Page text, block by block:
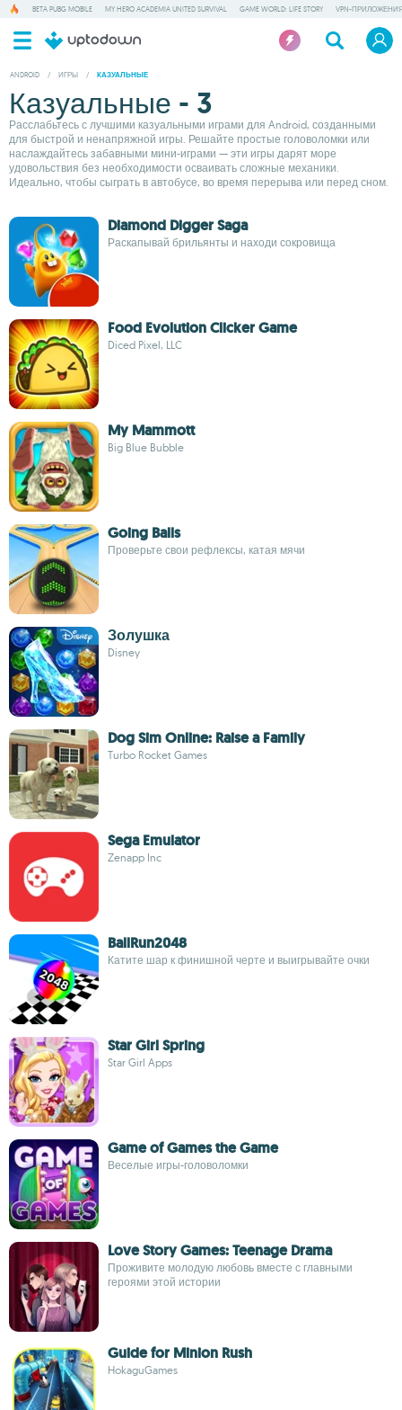
BETA PUBG MOBILE MY HERO ACADEMIA UNITED SURVIVAL GAME WORLD: LIFE STORY VPN-
ANDROID / ИГРЫ / КАЗУАЛЬНЫЕ
Казуальные - 3
Расслабьтесь с лучшими казуальными играми для Android, созданными
для быстрой и ненапряжной игры. Решайте простые головоломки или
наслаждайтесь забавными мини-играми — эти игры дарят море
удовольствия без необходимости осваивать сложные механики.
Идеально, чтобы сыграть в автобусе, во время перерыва или перед сном.
Diamond Digger Saga
Раскапывай брильянты и находи сокровища
Food Evolution Clicker Game
Diced Pixel, LLC
My Mammott
Big Blue Bubble
Going Balls
Проверьте свои рефлексы, катая мячи
Золушка
Disney
Dog Sim Online: Raise a Family
Turbo Rocket Games
Sega Emulator
Zenapp Inc
BallRun2048
Катите шар к финишной черте и выигрывайте очки
Star Girl Spring
Star Girl Apps
Game of Games the Game
Веселые игры-головоломки
Love Story Games: Teenage Drama
Проживите молодую любовь вместе с главными
героями этой истории
Guide for Minion Rush
HokaguGames